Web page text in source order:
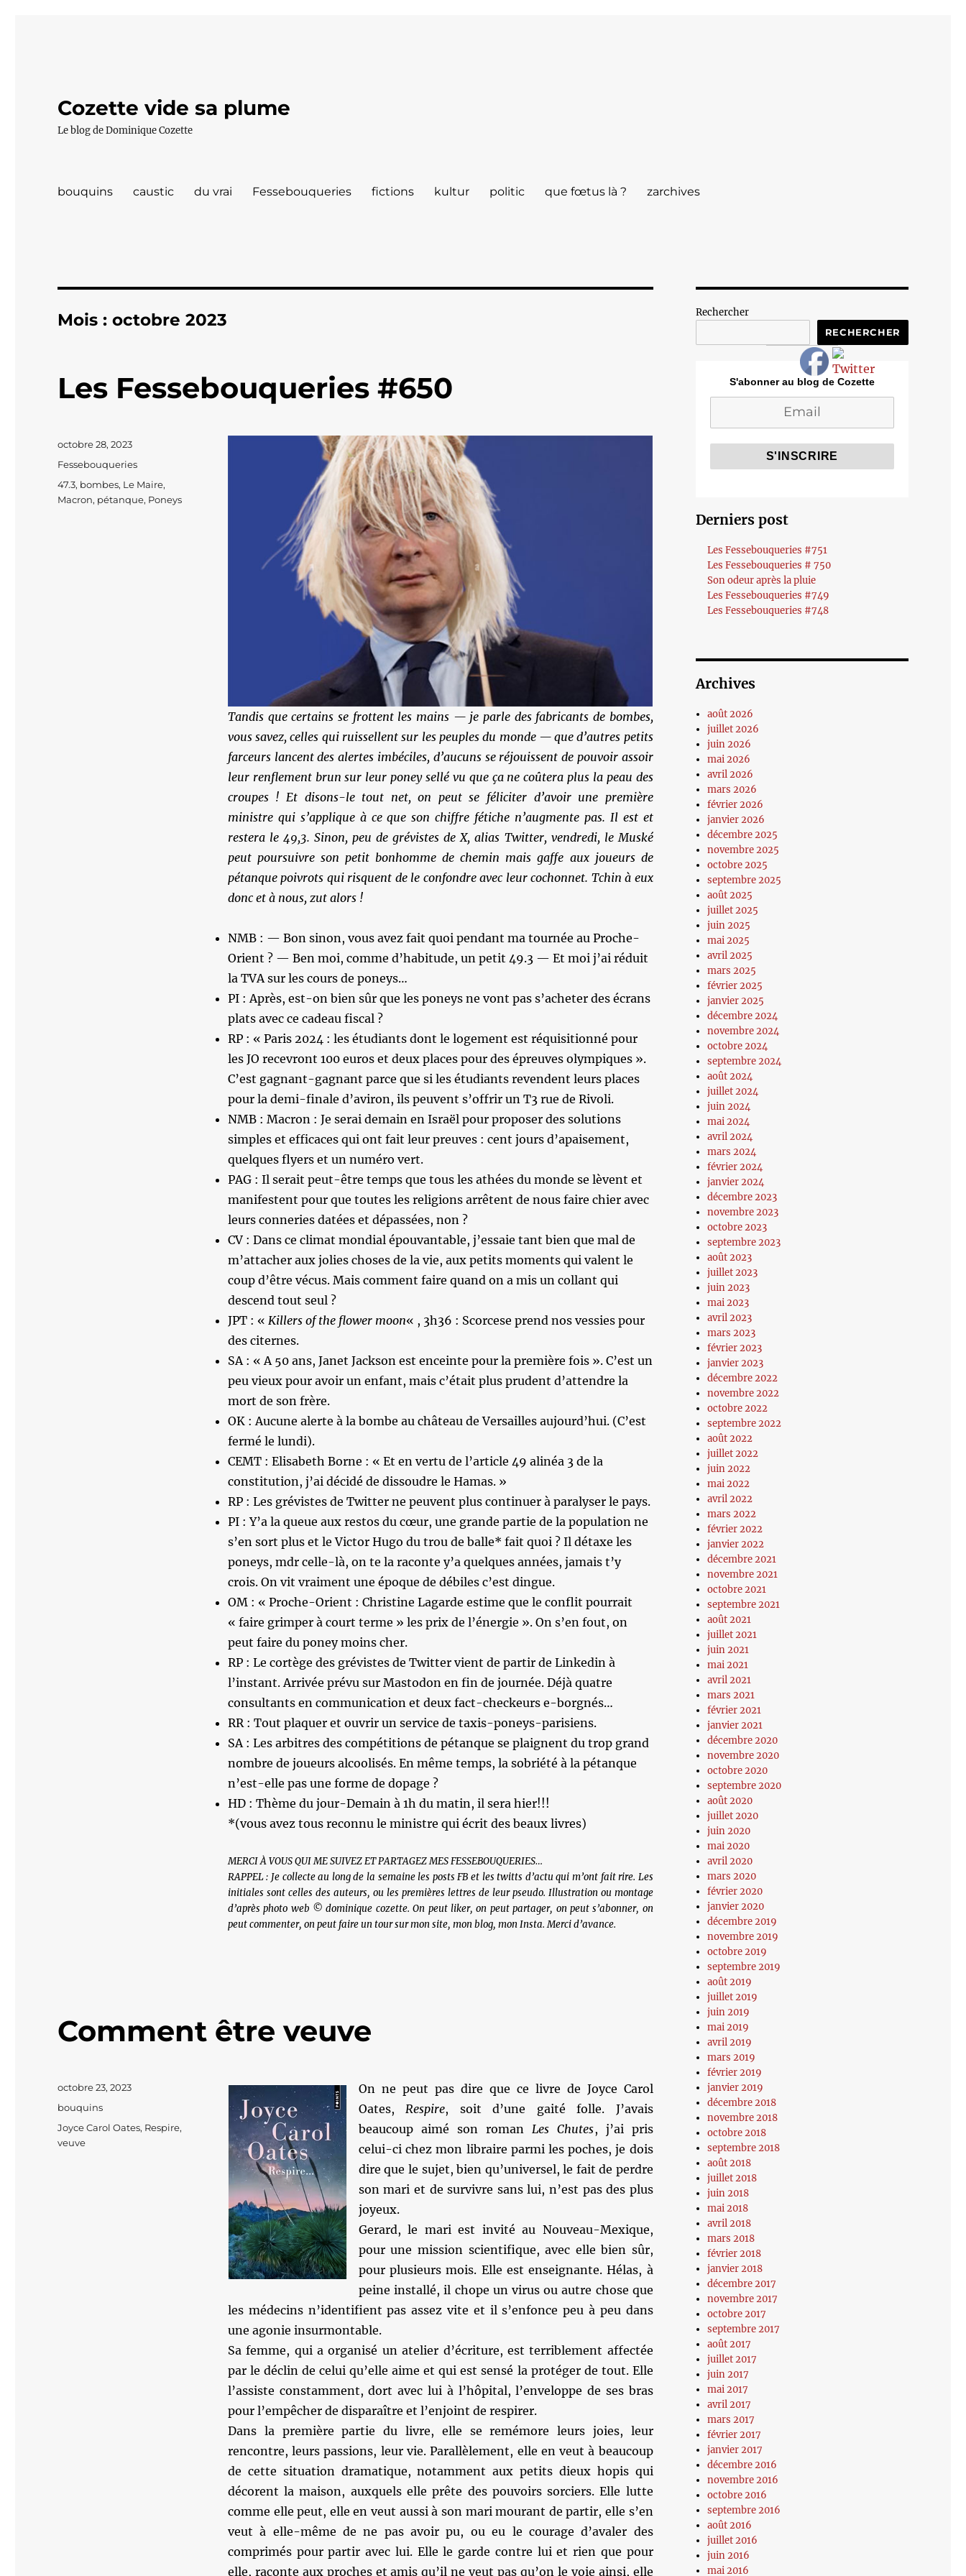
Cozette vide sa plume
Le blog de Dominique Cozette
bouquins caustic du vrai Fessebouqueries fictions kultur politic que fœtus là ? zarchives
Mois :octobre 2023
Les Fessebouqueries #650
Tandis que certains se frottent les mains — je parle des fabricants de bombes,
vous savez, celles qui ruissellent sur les peuples du monde — que d’autres petits
farceurs lancent des alertes imbéciles, d’aucuns se réjouissent de pouvoir assoir
leur renflement brun sur leur poney sellé vu que ça ne coûtera plus la peau des
croupes ! Et disons-le tout net, on peut se féliciter d’avoir une première
ministre qui s’applique à ce que son chiffre fétiche n’augmente pas. Il est et
restera le 49,3. Sinon, peu de grévistes de X, alias Twitter, vendredi, le Muské
peut poursuivre son petit bonhomme de chemin mais gaffe aux joueurs de
pétanque poivrots qui risquent de le confondre avec leur cochonnet. Tchin à eux
donc et à nous, zut alors !
NMB : — Bon sinon, vous avez fait quoi pendant ma tournée au Proche-
Orient ? — Ben moi, comme d’habitude, un petit 49.3 — Et moi j’ai réduit
la TVA sur les cours de poneys…
PI : Après, est-on bien sûr que les poneys ne vont pas s’acheter des écrans
plats avec ce cadeau fiscal ?
RP : « Paris 2024 : les étudiants dont le logement est réquisitionné pour
les JO recevront 100 euros et deux places pour des épreuves olympiques ».
C’est gagnant-gagnant parce que si les étudiants revendent leurs places
pour la demi-finale d’aviron, ils peuvent s’offrir un T3 rue de Rivoli.
NMB : Macron : Je serai demain en Israël pour proposer des solutions
simples et efficaces qui ont fait leur preuves : cent jours d’apaisement,
quelques flyers et un numéro vert.
PAG : Il serait peut-être temps que tous les athées du monde se lèvent et
manifestent pour que toutes les religions arrêtent de nous faire chier avec
leurs conneries datées et dépassées, non ?
CV : Dans ce climat mondial épouvantable, j’essaie tant bien que mal de
m’attacher aux jolies choses de la vie, aux petits moments qui valent le
coup d’être vécus. Mais comment faire quand on a mis un collant qui
descend tout seul ?
JPT : « Killers of the flower moon« , 3h36 : Scorcese prend nos vessies pour
des citernes.
SA : « A 50 ans, Janet Jackson est enceinte pour la première fois ». C’est un
peu vieux pour avoir un enfant, mais c’était plus prudent d’attendre la
mort de son frère.
OK : Aucune alerte à la bombe au château de Versailles aujourd’hui. (C’est
fermé le lundi).
CEMT : Elisabeth Borne : « Et en vertu de l’article 49 alinéa 3 de la
constitution, j’ai décidé de dissoudre le Hamas. »
RP : Les grévistes de Twitter ne peuvent plus continuer à paralyser le pays.
PI : Y’a la queue aux restos du cœur, une grande partie de la population ne
s’en sort plus et le Victor Hugo du trou de balle* fait quoi ? Il détaxe les
poneys, mdr celle-là, on te la raconte y’a quelques années, jamais t’y
crois. On vit vraiment une époque de débiles c’est dingue.
OM : « Proche-Orient : Christine Lagarde estime que le conflit pourrait
« faire grimper à court terme » les prix de l’énergie ». On s’en fout, on
peut faire du poney moins cher.
RP : Le cortège des grévistes de Twitter vient de partir de Linkedin à
l’instant. Arrivée prévu sur Mastodon en fin de journée. Déjà quatre
consultants en communication et deux fact-checkeurs e-borgnés…
RR : Tout plaquer et ouvrir un service de taxis-poneys-parisiens.
SA : Les arbitres des compétitions de pétanque se plaignent du trop grand
nombre de joueurs alcoolisés. En même temps, la sobriété à la pétanque
n’est-elle pas une forme de dopage ?
HD : Thème du jour-Demain à 1h du matin, il sera hier!!!
*(vous avez tous reconnu le ministre qui écrit des beaux livres)
MERCI À VOUS QUI ME SUIVEZ ET PARTAGEZ MES FESSEBOUQUERIES…
RAPPEL : Je collecte au long de la semaine les posts FB et les twitts d’actu qui m’ont fait rire. Les
initiales sont celles des auteurs, ou les premières lettres de leur pseudo. Illustration ou montage
d’après photo web © dominique cozette. On peut liker, on peut partager, on peut s’abonner, on
peut commenter, on peut faire un tour sur mon site, mon blog, mon Insta. Merci d’avance.
Publié
octobre 28, 2023
Catégories
Fessebouqueries
Étiquettes
47.3, bombes, Le Maire,
Macron, pétanque, Poneys
Comment être veuve
On ne peut pas dire que ce livre de Joyce Carol
Oates,Respire, soit d’une gaité folle. J’avais
beaucoup aimé son romanLes Chutes, j’ai pris
celui-ci chez mon libraire parmi les poches, je dois
dire que le sujet, bien qu’universel, le fait de perdre
son mari et de survivre sans lui, n’est pas des plus
joyeux.
Gerard, le mari est invité au Nouveau-Mexique,
pour une mission scientifique, avec elle bien sûr,
pour plusieurs mois. Elle est enseignante. Hélas, à
peine installé, il chope un virus ou autre chose que
les médecins n’identifient pas assez vite et il s’enfonce peu à peu dans
une agonie insurmontable.
Sa femme, qui a organisé un atelier d’écriture, est terriblement affectée
par le déclin de celui qu’elle aime et qui est sensé la protéger de tout. Elle
l’assiste constamment, dort avec lui à l’hôpital, l’enveloppe de ses bras
pour l’empêcher de disparaître et l’enjoint de respirer.
Dans la première partie du livre, elle se remémore leurs joies, leur
rencontre, leurs passions, leur vie. Parallèlement, elle en veut à beaucoup
de cette situation dramatique, notamment aux petits dieux hopis qui
décorent la maison, auxquels elle prête des pouvoirs sorciers. Elle lutte
comme elle peut, elle en veut aussi à son mari mourant de partir, elle s’en
veut à elle-même de ne pas avoir pu, ou eu le courage d’avaler des
comprimés pour partir avec lui. Elle le garde contre lui et rien que pour
elle, raconte aux proches et amis qu’il ne veut pas qu’on le voie ainsi, elle
Publié
le
octobre 23, 2023
Catégories
bouquins
Étiquettes
Joyce Carol Oates, Respire,
veuve
Rechercher
RECHERCHER
S'abonner au blog de Cozette
Derniers post
Les Fessebouqueries #751
Les Fessebouqueries # 750
Son odeur après la pluie
Les Fessebouqueries #749
Les Fessebouqueries #748
Archives
août 2026
juillet 2026
juin 2026
mai 2026
avril 2026
mars 2026
février 2026
janvier 2026
décembre 2025
novembre 2025
octobre 2025
septembre 2025
août 2025
juillet 2025
juin 2025
mai 2025
avril 2025
mars 2025
février 2025
janvier 2025
décembre 2024
novembre 2024
octobre 2024
septembre 2024
août 2024
juillet 2024
juin 2024
mai 2024
avril 2024
mars 2024
février 2024
janvier 2024
décembre 2023
novembre 2023
octobre 2023
septembre 2023
août 2023
juillet 2023
juin 2023
mai 2023
avril 2023
mars 2023
février 2023
janvier 2023
décembre 2022
novembre 2022
octobre 2022
septembre 2022
août 2022
juillet 2022
juin 2022
mai 2022
avril 2022
mars 2022
février 2022
janvier 2022
décembre 2021
novembre 2021
octobre 2021
septembre 2021
août 2021
juillet 2021
juin 2021
mai 2021
avril 2021
mars 2021
février 2021
janvier 2021
décembre 2020
novembre 2020
octobre 2020
septembre 2020
août 2020
juillet 2020
juin 2020
mai 2020
avril 2020
mars 2020
février 2020
janvier 2020
décembre 2019
novembre 2019
octobre 2019
septembre 2019
août 2019
juillet 2019
juin 2019
mai 2019
avril 2019
mars 2019
février 2019
janvier 2019
décembre 2018
novembre 2018
octobre 2018
septembre 2018
août 2018
juillet 2018
juin 2018
mai 2018
avril 2018
mars 2018
février 2018
janvier 2018
décembre 2017
novembre 2017
octobre 2017
septembre 2017
août 2017
juillet 2017
juin 2017
mai 2017
avril 2017
mars 2017
février 2017
janvier 2017
décembre 2016
novembre 2016
octobre 2016
septembre 2016
août 2016
juillet 2016
juin 2016
mai 2016